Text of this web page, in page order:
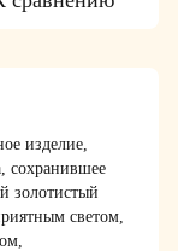
изделие,
сохранившее
золотистый
светом,